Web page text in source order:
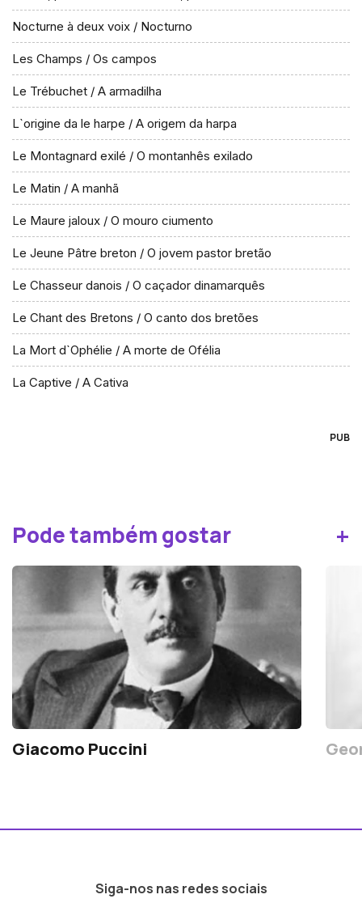
Nocturne à deux voix / Nocturno
Les Champs / Os campos
Le Trébuchet / A armadilha
L`origine da le harpe / A origem da harpa
Le Montagnard exilé / O montanhês exilado
Le Matin / A manhã
Le Maure jaloux / O mouro ciumento
Le Jeune Pâtre breton / O jovem pastor bretão
Le Chasseur danois / O caçador dinamarquês
Le Chant des Bretons / O canto dos bretões
La Mort d`Ophélie / A morte de Ofélia
La Captive / A Cativa
PUB
Pode também gostar +
Giacomo Puccini
Siga-nos nas redes sociais